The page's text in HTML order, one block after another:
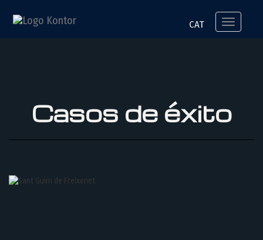
Toggle
navigation
Casos de éxito
Casos de éxito
CAT